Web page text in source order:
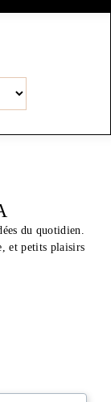
du quotidien.
et petits plaisirs